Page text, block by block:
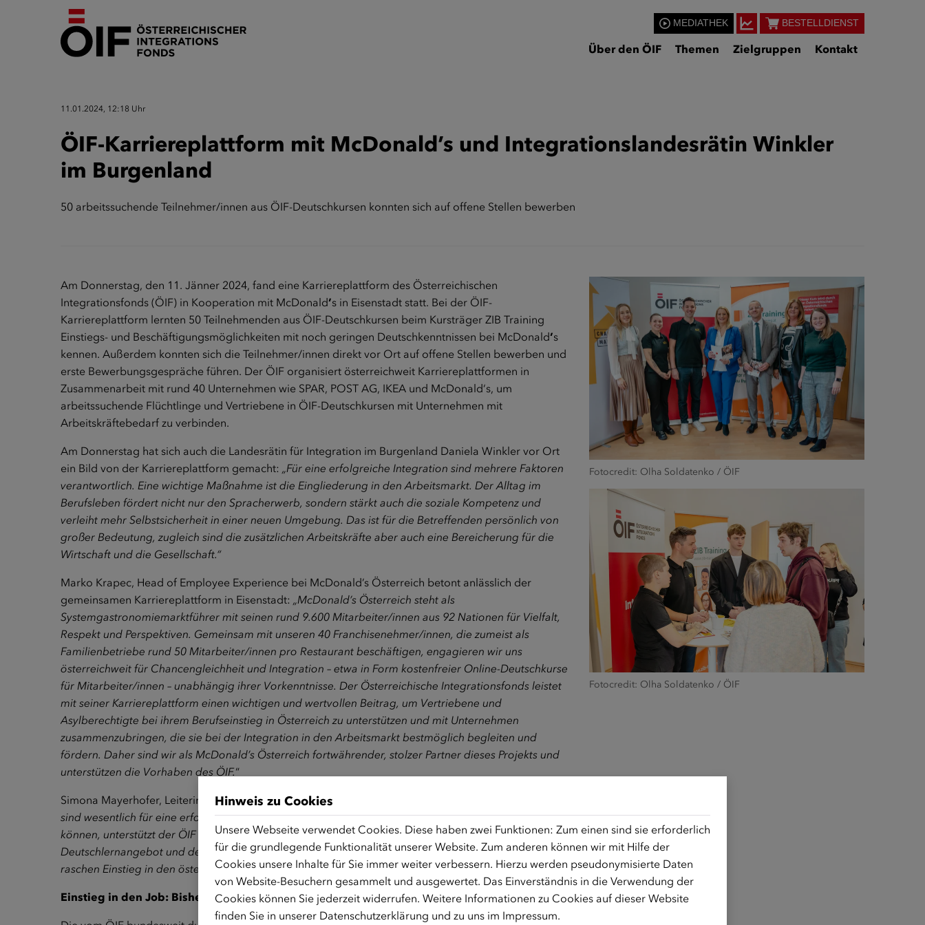
MEDIATHEK BESTELLDIENST
Über den ÖIF Themen Zielgruppen Kontakt
11.01.2024, 12:18 Uhr
ÖIF-Karriereplattform mit McDonald’s und Integrationslandesrätin Winkler
im Burgenland
50 arbeitssuchende Teilnehmer/innen aus ÖIF-Deutschkursen konnten sich auf offene Stellen bewerben
Fotocredit: Olha Soldatenko / ÖIF
Fotocredit: Olha Soldatenko / ÖIF
Am Donnerstag, den 11. Jänner 2024, fand eine Karriereplattform des Österreichischen
Integrationsfonds (ÖIF) in Kooperation mit McDonald’s in Eisenstadt statt. Bei der ÖIF-
Karriereplattform lernten 50 Teilnehmenden aus ÖIF-Deutschkursen beim Kursträger ZIB Training
Einstiegs- und Beschäftigungsmöglichkeiten mit noch geringen Deutschkenntnissen bei McDonald’s
kennen. Außerdem konnten sich die Teilnehmer/innen direkt vor Ort auf offene Stellen bewerben und
erste Bewerbungsgespräche führen. Der ÖIF organisiert österreichweit Karriereplattformen in
Zusammenarbeit mit rund 40 Unternehmen wie SPAR, POST AG, IKEA und McDonald‘s, um
arbeitssuchende Flüchtlinge und Vertriebene in ÖIF-Deutschkursen mit Unternehmen mit
Arbeitskräftebedarf zu verbinden.
Am Donnerstag hat sich auch die Landesrätin für Integration im Burgenland Daniela Winkler vor Ort
ein Bild von der Karriereplattform gemacht: „Für eine erfolgreiche Integration sind mehrere Faktoren
verantwortlich. Eine wichtige Maßnahme ist die Eingliederung in den Arbeitsmarkt. Der Alltag im
Berufsleben fördert nicht nur den Spracherwerb, sondern stärkt auch die soziale Kompetenz und
verleiht mehr Selbstsicherheit in einer neuen Umgebung. Das ist für die Betreffenden persönlich von
großer Bedeutung, zugleich sind die zusätzlichen Arbeitskräfte aber auch eine Bereicherung für die
Wirtschaft und die Gesellschaft.“
Marko Krapec, Head of Employee Experience bei McDonald’s Österreich betont anlässlich der
gemeinsamen Karriereplattform in Eisenstadt: „McDonald’s Österreich steht als
Systemgastronomiemarktführer mit seinen rund 9.600 Mitarbeiter/innen aus 92 Nationen für Vielfalt,
Respekt und Perspektiven. Gemeinsam mit unseren 40 Franchisenehmer/innen, die zumeist als
Familienbetriebe rund 50 Mitarbeiter/innen pro Restaurant beschäftigen, engagieren wir uns
österreichweit für Chancengleichheit und Integration – etwa in Form kostenfreier Online-Deutschkurse
für Mitarbeiter/innen – unabhängig ihrer Vorkenntnisse. Der Österreichische Integrationsfonds leistet
mit seiner Karriereplattform einen wichtigen und wertvollen Beitrag, um Vertriebene und
Asylberechtigte bei ihrem Berufseinstieg in Österreich zu unterstützen und mit Unternehmen
zusammenzubringen, die sie bei der Integration in den Arbeitsmarkt bestmöglich begleiten und
fördern. Daher sind wir als McDonald’s Österreich fortwährender, stolzer Partner dieses Projekts und
unterstützen die Vorhaben des ÖIF.“
Simona Mayerhofer, Leiterin des ÖIF-Integrationszentrums Burgenland:
sind wesentlich für eine erfolgreiche Integration. Damit Zuwander/innen dies möglichst gut verbinden
können, unterstützt der ÖIF unter anderem mit seinem umfassenden berufsbegleitenden
Deutschlernangebot und den bundesweiten ÖIF-Karriereplattformen bei dem Spracherwerb und dem
raschen Einstieg in den österreichischen Arbeitsmarkt.“
Einstieg in den Job: Bisher über 6.000 Teilnehmer/innen bei ÖIF-Karriereplattform
Hinweis zu Cookies
Unsere Webseite verwendet Cookies. Diese haben zwei Funktionen: Zum einen sind sie erforderlich
für die grundlegende Funktionalität unserer Website. Zum anderen können wir mit Hilfe der
Cookies unsere Inhalte für Sie immer weiter verbessern. Hierzu werden pseudonymisierte Daten
von Website-Besuchern gesammelt und ausgewertet. Das Einverständnis in die Verwendung der
Cookies können Sie jederzeit widerrufen. Weitere Informationen zu Cookies auf dieser Website
finden Sie in unserer Datenschutzerklärung und zu uns im Impressum.